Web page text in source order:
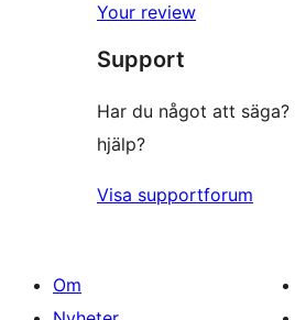
Your review
Support
Har du något att säga?
hjälp?
Visa supportforum
Om